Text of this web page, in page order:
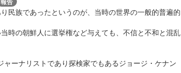
民族であったというのが、当時の世界の一般的普遍的
時の朝鮮人に選挙権など与えても、不信と不和と混乱
ーナリストであり探検家でもあるジョージ・ケナン